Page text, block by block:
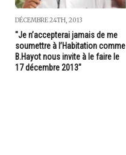
DÉCEMBRE 24TH, 2013
"Je n’accepterai jamais de me
soumettre à l’Habitation comme
B.Hayot nous invite à le faire le
17 décembre 2013"